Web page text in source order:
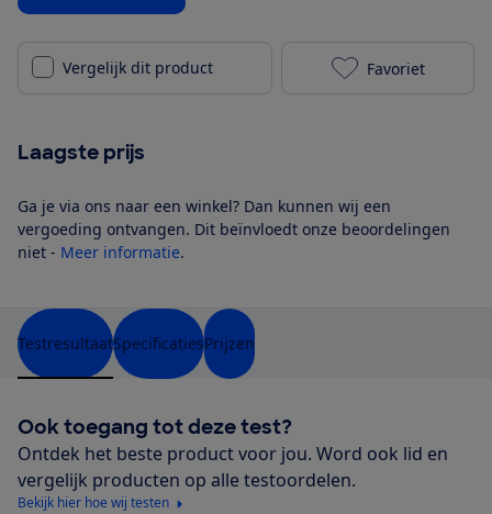
Vergelijk dit product POCO F2
Favoriet
Laagste prijs
Ga je via ons naar een winkel? Dan kunnen wij een
vergoeding ontvangen. Dit beïnvloedt onze beoordelingen
niet - Meer informatie.
TestresultaatSpecificatiesPrijzen
Ook toegang tot deze test?
Ontdek het beste product voor jou. Word ook lid en
vergelijk producten op alle testoordelen.
Bekijk hier hoe wij testen